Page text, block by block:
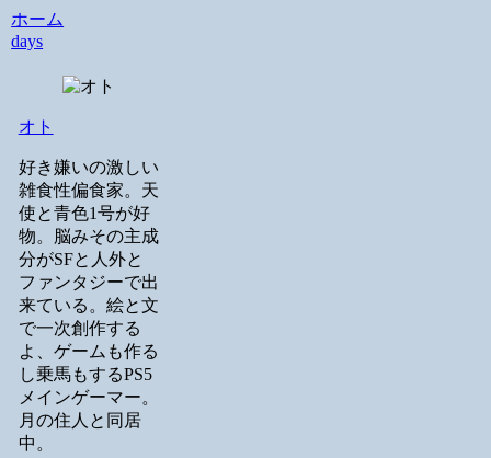
ホーム
days
オト
好き嫌いの激しい
雑食性偏食家。天
使と青色1号が好
物。脳みその主成
分がSFと人外と
ファンタジーで出
来ている。絵と文
で一次創作する
よ、ゲームも作る
し乗馬もするPS5
メインゲーマー。
月の住人と同居
中。